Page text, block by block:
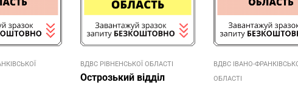
ВДВС РІВНЕНСЬКОЇ ОБЛАСТІ
Острозький відділ
ВДВС ІВАНО-
ОБЛАСТІ